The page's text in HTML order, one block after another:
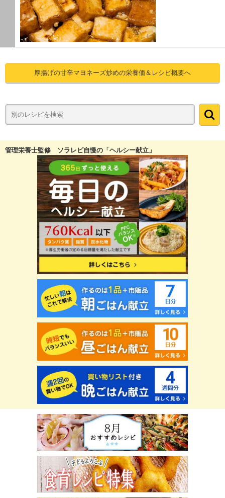
厚揚げの甘辛マヨネーズ炒めの栄養価＆レシピ概要へ
管理栄養士監修 ソラレピ自慢の「ヘルシー献立」